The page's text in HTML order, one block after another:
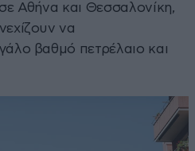
Αθήνα και Θεσσαλονίκη,
να
βαθμό πετρέλαιο και